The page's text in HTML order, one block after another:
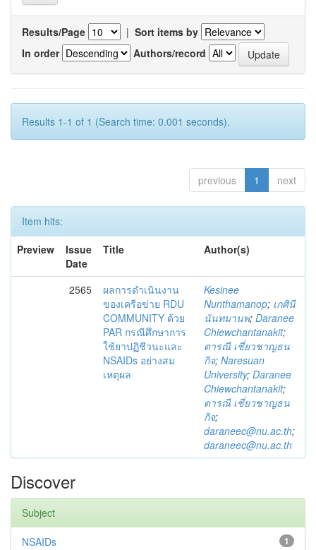
Results/Page | Sort items by
In order
Authors/record
Results 1-1 of 1 (Search time: 0.001 seconds).
previous 1 next
Item hits:
Preview
Issue
Date
Title Author(s)
2565
ผลการดำเนินงาน
ของเครือข่าย RDU
COMMUNITY ด้วย
PAR กรณีศึกษาการ
ใช้ยาปฏิชีวนะและ
NSAIDs อย่างสม
เหตุผล
Kesinee
Nunthamanop; เกศินี
นันทมานพ; Daranee
Chiewchantanakit;
ดารณี เชี่ยวชาญธน
กิจ; Naresuan
University; Daranee
Chiewchantanakit;
ดารณี เชี่ยวชาญธน
กิจ;
daraneec@nu.ac.th;
daraneec@nu.ac.th
Discover
Subject
1
NSAIDs